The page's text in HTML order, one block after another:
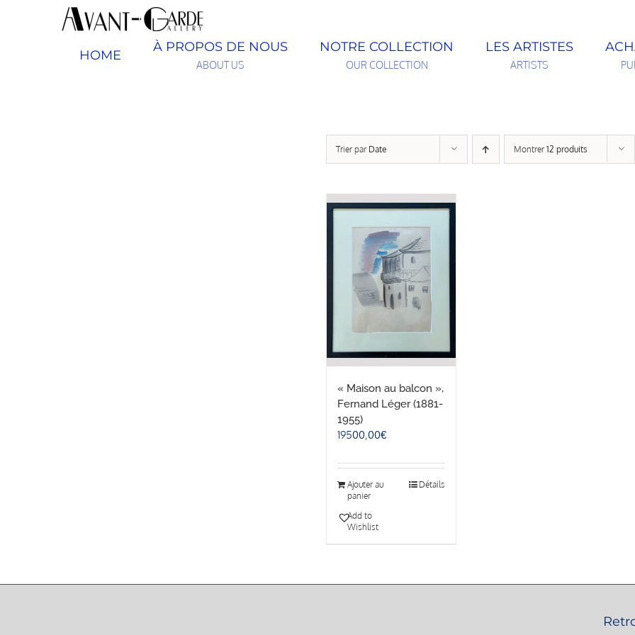
HOME
À PROPOS DE NOUS
ABOUT US
NOTRE COLLECTION
OUR COLLECTION
LES ARTISTES
ARTISTS
Trier par Date Montrer 12 produits
« Maison au balcon »,
Fernand Léger (1881-
1955)
19500,00€
Ajouter au
panier
Détails
Add to
Wishlist